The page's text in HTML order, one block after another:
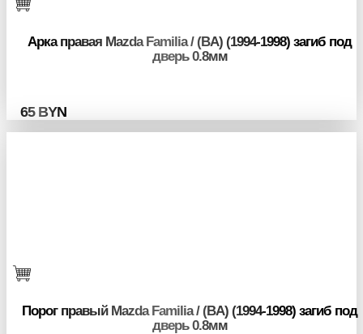
Арка правая Mazda Familia / (BA) (1994-1998) загиб под
дверь 0.8мм
65 BYN
Порог правый Mazda Familia / (BA) (1994-1998) загиб под
дверь 0.8мм